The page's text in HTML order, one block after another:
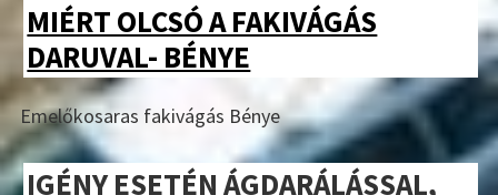
MIÉRT OLCSÓ A FAKIVÁGÁS
DARUVAL- BÉNYE
Emelőkosaras fakivágás Bénye
IGÉNY ESETÉN ÁGDARÁLÁSSAL,